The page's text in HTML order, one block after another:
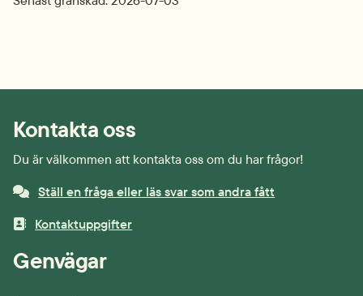
Kontakta oss
Du är välkommen att kontakta oss om du har frågor!
Ställ en fråga eller läs svar som andra fått
Kontaktuppgifter
Genvägar